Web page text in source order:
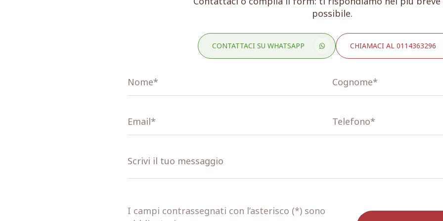
possibile.
CONTATTACI SU WHATSAPP CHIAMACI AL 0114363296
I campi contrassegnati con l’asterisco (*) sono